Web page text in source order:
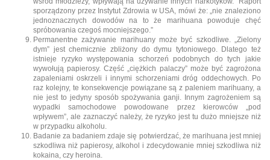
sporządzony przez Instytut Zdrowia w USA, mówi że: „nie znaleziono
jednoznacznych dowodów na to że marihuana powoduje chęć
spróbowania czegoś mocniejszego.”
Permanentne zażywanie marihuany może być szkodliwe. „Zielony
dym” jest chemicznie zbliżony do dymu tytoniowego. Dlatego też
istnieje ryzyko występowania schorzeń podobnych do tych jakie
wywołują papierosy. Część „ciężkich palaczy” może być zagrożona
zapaleniami oskrzeli i innymi schorzeniami dróg oddechowych. Po
raz kolejny, te konsekwencje powiązane są z paleniem marihuany, a
nie jest to jedyny sposób spożywania ganji. Innym zagrożeniem są
wypadki samochodowe powodowane przez kierowców „pod
wpływem”, ale zaznaczyć należy, że ryzyko jest tu dużo mniejsze niż
w przypadku alkoholu.
Badanie za badaniem zdaje się potwierdzać, że marihuana jest mniej
szkodliwa niż papierosy, alkohol i zdecydowanie mniej szkodliwa niż
kokaina, czy heroina.